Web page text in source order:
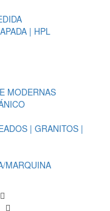
| HPL
MODERNAS
| GRANITOS |
MARQUINA